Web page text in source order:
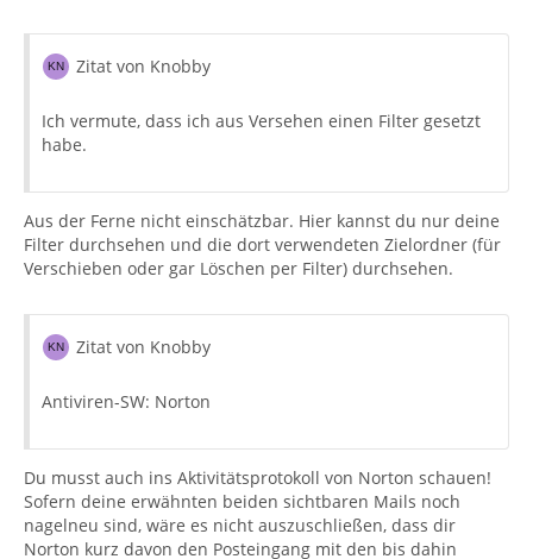
Zitat von Knobby
Ich vermute, dass ich aus Versehen einen Filter gesetzt
habe.
Aus der Ferne nicht einschätzbar. Hier kannst du nur deine
Filter durchsehen und die dort verwendeten Zielordner (für
Verschieben oder gar Löschen per Filter) durchsehen.
Zitat von Knobby
Antiviren-SW: Norton
Du musst auch ins Aktivitätsprotokoll von Norton schauen!
Sofern deine erwähnten beiden sichtbaren Mails noch
nagelneu sind, wäre es nicht auszuschließen, dass dir
Norton kurz davon den Posteingang mit den bis dahin